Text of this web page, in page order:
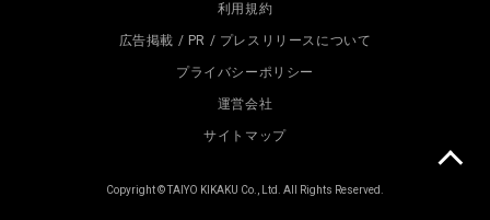
利用規約
広告掲載 / PR / プレスリリースについて
プライバシーポリシー
運営会社
サイトマップ
Copyright © TAIYO KIKAKU Co., Ltd. All Rights Reserved.